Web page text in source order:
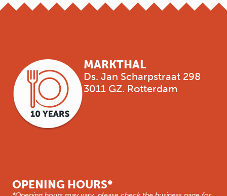
MARKTHAL
Ds. Jan Scharpstraat 298
3011 GZ. Rotterdam
OPENING HOURS*